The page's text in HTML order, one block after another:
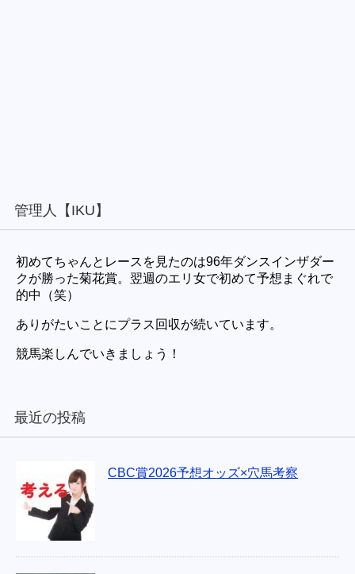
管理人【IKU】
初めてちゃんとレースを見たのは96年ダンスインザダー
クが勝った菊花賞。翌週のエリ女で初めて予想まぐれで
的中（笑）
ありがたいことにプラス回収が続いています。
競馬楽しんでいきましょう！
最近の投稿
CBC賞2026予想オッズ×穴馬考察